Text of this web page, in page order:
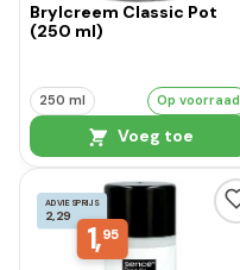
Brylcreem Classic Pot
(250 ml)
250 ml Op voorraad
Voeg toe
ADVIESPRIJS
2,29
1,95